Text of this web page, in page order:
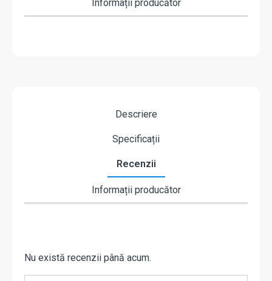
Informații producător
Descriere
Specificații
Recenzii
Informații producător
Nu există recenzii până acum.